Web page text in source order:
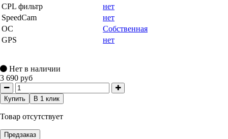
CPL фильтр
нет
SpeedCam
нет
ОС
Собственная
GPS
нет
Нет в наличии
3 690 руб
Купить В 1 клик
Товар отсутствует
Предзаказ